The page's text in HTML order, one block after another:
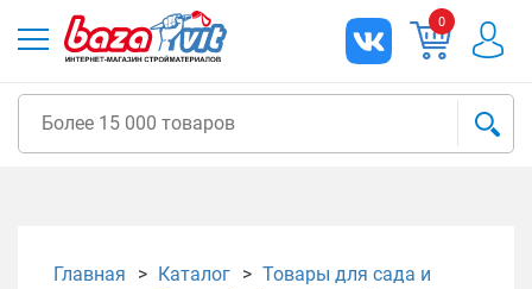
0
Главная Каталог
Товары для сада и